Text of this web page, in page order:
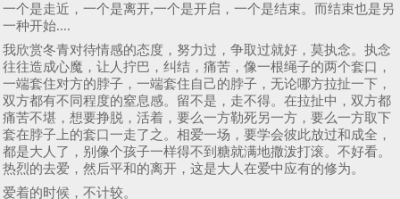
一个是走近，一个是离开,一个是开启，一个是结束。而结束也是另
一种开始....
我欣赏冬青对待情感的态度，努力过，争取过就好，莫执念。执念
往往造成心魔，让人拧巴，纠结，痛苦，像一根绳子的两个套口，
一端套住对方的脖子，一端套住自己的脖子，无论哪方拉扯一下，
双方都有不同程度的窒息感。留不是，走不得。在拉扯中，双方都
痛苦不堪，想要挣脱，活着，要么一方勒死另一方，要么一方取下
套在脖子上的套口一走了之。相爱一场，要学会彼此放过和成全，
都是大人了，别像个孩子一样得不到糖就满地撒泼打滚。不好看。
热烈的去爱，然后平和的离开，这是大人在爱中应有的修为。
爱着的时候，不计较。